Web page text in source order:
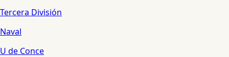
Tercera División
Naval
U de Conce